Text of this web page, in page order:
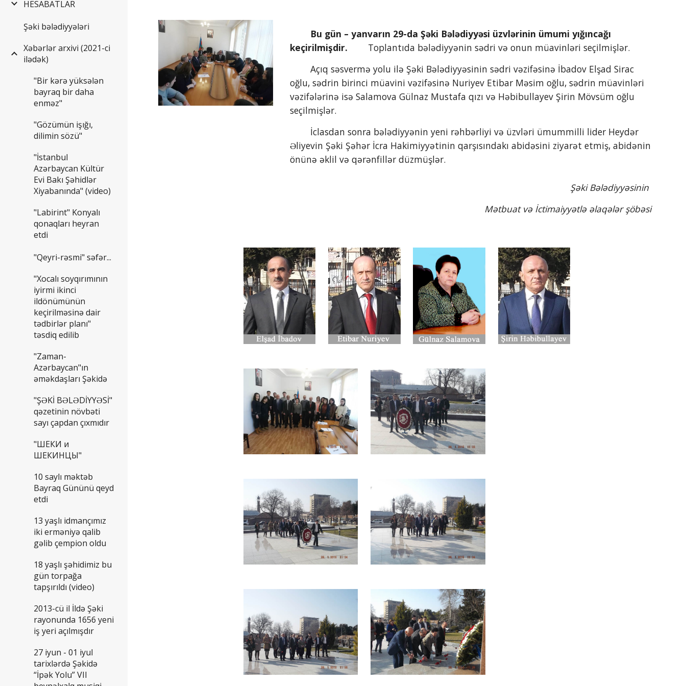
HESABATLAR
Şəki bələdiyyələri
Xəbərlər arxivi (2021-ci
ilədək)
"Bir kərə yüksələn
bayraq bir daha
enməz"
"Gözümün işığı,
dilimin sözü"
"İstanbul
Azərbaycan Kültür
Evi Bakı Şəhidlər
Xiyabanında" (video)
"Labirint" Konyalı
qonaqları heyran
etdi
"Qeyri-rəsmi" səfər...
"Xocalı soyqırımının
iyirmi ikinci
ildönümünün
keçirilməsinə dair
tədbirlər planı"
təsdiq edilib
"Zaman-
Azərbaycan"ın
əməkdaşları Şəkidə
"ŞƏKİ BƏLƏDİYYƏSİ"
qəzetinin növbəti
sayı çapdan çıxmıdır
"ШЕКИ и
ШЕКИНЦЫ"
10 saylı məktəb
Bayraq Gününü qeyd
etdi
13 yaşlı idmançımız
iki erməniyə qalib
gəlib çempion oldu
18 yaşlı şəhidimiz bu
gün torpağa
tapşırıldı (video)
2013-cü il İldə Şəki
rayonunda 1656 yeni
iş yeri açılmışdır
27 iyun - 01 iyul
tarixlərdə Şəkidə
“İpək Yolu” VII
keçirilmişdir.
        Toplantıda bələdiyyənin sədri və onun müavinləri seçilmişlər.
oğlu, sədrin birinci müavini vəzifəsinə Nuriyev Etibar Məsim oğlu, sədrin müavinləri
vəzifələrinə isə Salamova Gülnaz Mustafa qızı və Həbibullayev Şirin Mövsüm oğlu
seçilmişlər.
Əliyevin Şəki Şəhər İcra Hakimiyyətinin qarşısındakı abidəsini ziyarət etmiş, abidənin
önünə əklil və qərənfillər düzmüşlər.
Şəki Bələdiyyəsinin
Mətbuat və İctimaiyyətlə əlaqələr şöbəsi